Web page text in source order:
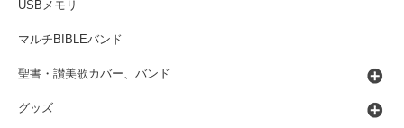
USBメモリ
マルチBIBLEバンド
聖書・讃美歌カバー、バンド
グッズ